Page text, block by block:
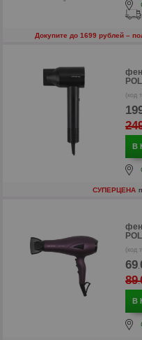
Докупите до 1699 рублей –
фен
(код
В
СУПЕРЦЕНА
фен
(код
69.
89.
В